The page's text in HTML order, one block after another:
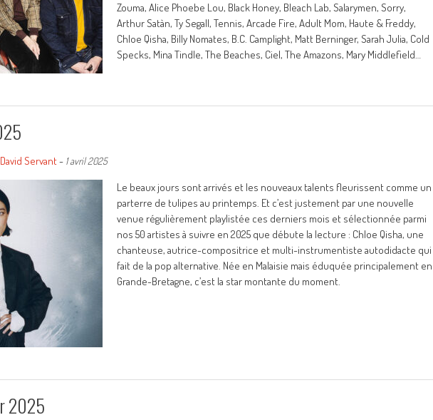
Zouma, Alice Phoebe Lou, Black Honey, Bleach Lab, Salarymen, Sorry,
Arthur Satàn, Ty Segall, Tennis, Arcade Fire, Adult Mom, Haute & Freddy,
Chloe Qisha, Billy Nomates, B.C. Camplight, Matt Berninger, Sarah Julia, Cold
Specks, Mina Tindle, The Beaches, Ciel, The Amazons, Mary Middlefield…
David Servant- 1 avril 2025
Le beaux jours sont arrivés et les nouveaux talents fleurissent comme un
parterre de tulipes au printemps. Et c’est justement par une nouvelle
venue régulièrement playlistée ces derniers mois et sélectionnée parmi
nos 50 artistes à suivre en 2025 que débute la lecture : Chloe Qisha, une
chanteuse, autrice-compositrice et multi-instrumentiste autodidacte qui
fait de la pop alternative. Née en Malaisie mais éduquée principalement en
Grande-Bretagne, c’est la star montante du moment.
2025